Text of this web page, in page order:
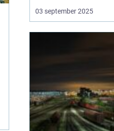
Små fejl kan hurtigt føre
til sammenstød, og
03 september 2025